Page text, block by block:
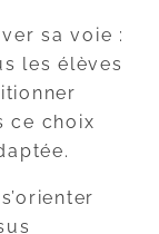
sa voie :
les élèves
ce choix